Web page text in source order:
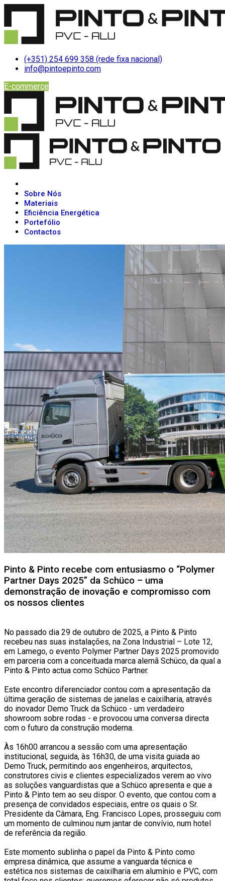
(+351) 254 699 358 (rede fixa nacional)
info@pintoepinto.com
E-commerce
Sobre Nós
Materiais
Eficiência Energética
Portefólio
Contactos
Pinto & Pinto recebe com entusiasmo o “Polymer
Partner Days 2025” da Schüco – uma
demonstração de inovação e compromisso com
os nossos clientes
No passado dia 29 de outubro de 2025, a Pinto & Pinto
recebeu nas suas instalações, na Zona Industrial – Lote 12,
em Lamego, o evento Polymer Partner Days 2025 promovido
em parceria com a conceituada marca alemã Schüco, da qual a
Pinto & Pinto actua como Schüco Partner.
Este encontro diferenciador contou com a apresentação da
última geração de sistemas de janelas e caixilharia, através
do inovador Demo Truck da Schüco - um verdadeiro
showroom sobre rodas - e provocou uma conversa directa
com o futuro da construção moderna.
Às 16h00 arrancou a sessão com uma apresentação
institucional, seguida, às 16h30, de uma visita guiada ao
Demo Truck, permitindo aos engenheiros, arquitectos,
construtores civis e clientes especializados verem ao vivo
as soluções vanguardistas que a Schüco apresenta e que a
Pinto & Pinto tem ao seu dispor. O evento, que contou com a
presença de convidados especiais, entre os quais o Sr.
Presidente da Câmara, Eng. Francisco Lopes, prosseguiu com
um momento de culminou num jantar de convívio, num hotel
de referência da região.
Este momento sublinha o papel da Pinto & Pinto como
empresa dinâmica, que assume a vanguarda técnica e
estética nos sistemas de caixilharia em alumínio e PVC, com